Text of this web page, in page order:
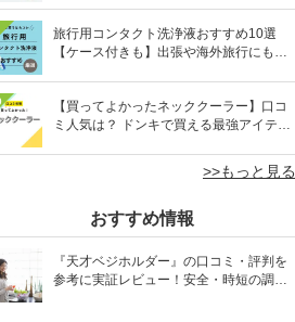
旅行用コンタクト洗浄液おすすめ10選
【ケース付きも】出張や海外旅行にも便
【買ってよかったネッククーラー】口コ
ミ人気は？ ドンキで買える最強アイテム
>>もっと見る
おすすめ情報
『天才ベジホルダー』の口コミ・評判を
参考に実証レビュー！安全・時短の調理